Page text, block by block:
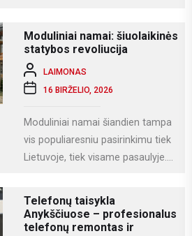
komunikacijai ir įvairioms
specializuotoms užduotims...
Moduliniai namai: šiuolaikinės
statybos revoliucija
LAIMONAS
16 BIRŽELIO, 2026
Moduliniai namai šiandien tampa
vis populiaresniu pasirinkimu tiek
Lietuvoje, tiek visame pasaulyje.
Telefonų taisykla
Anykščiuose – profesionalus
telefonų remontas ir